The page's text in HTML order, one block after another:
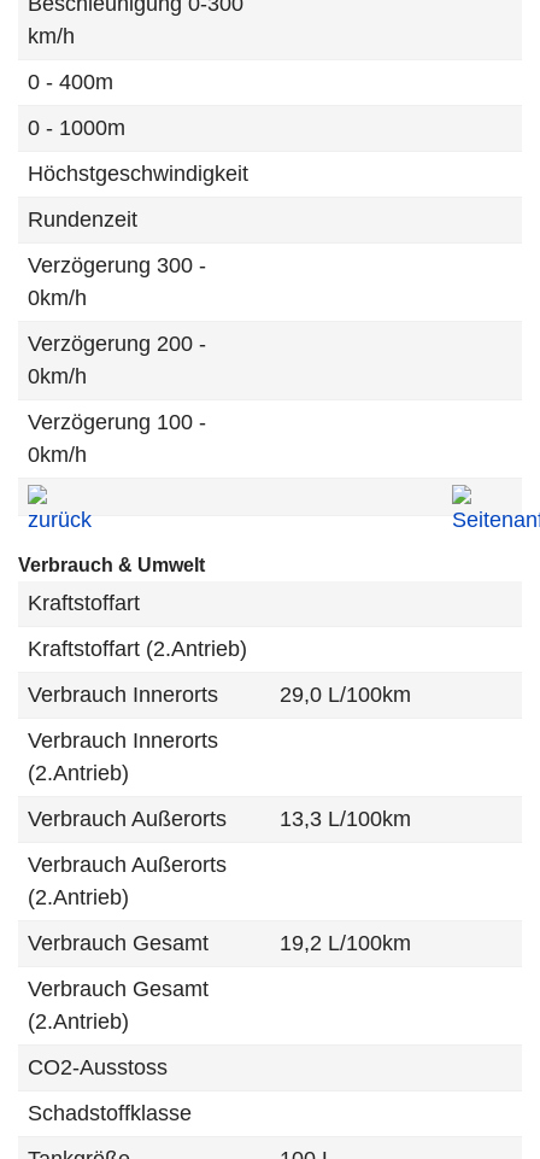
km/h
0 - 400m
0 - 1000m
Höchstgeschwindigkeit
Rundenzeit
Verzögerung 300 -
0km/h
Verzögerung 200 -
0km/h
Verzögerung 100 -
0km/h
Verbrauch & Umwelt
Kraftstoffart
Kraftstoffart (2.Antrieb)
Verbrauch Innerorts
29,0 L/100km
Verbrauch Innerorts
(2.Antrieb)
Verbrauch Außerorts
13,3 L/100km
Verbrauch Außerorts
(2.Antrieb)
Verbrauch Gesamt
19,2 L/100km
Verbrauch Gesamt
(2.Antrieb)
CO2-Ausstoss
Schadstoffklasse